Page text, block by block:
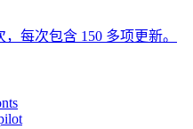
每次包含 150 多项更新。